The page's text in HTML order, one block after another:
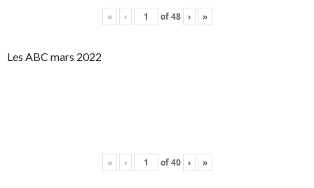
« ‹ of48 › »
Les ABC mars 2022
« ‹ of40 › »